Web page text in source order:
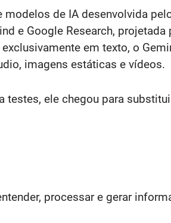
modelos de IA desenvolvida
e Google Research, projetada
em texto, o
imagens estáticas e vídeos.
ele chegou para
processar e gerar